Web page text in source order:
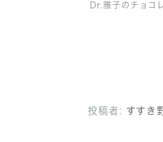
Dr.雅子のチョコ
投稿者: すすき